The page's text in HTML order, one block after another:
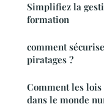
Simplifiez la
formation
comment
piratages ?
Comment les
dans le monde